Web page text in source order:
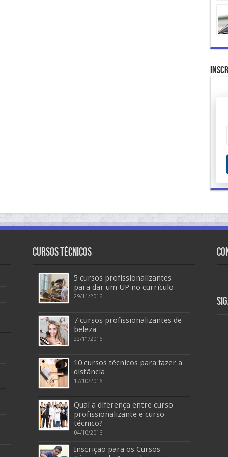
Cursos Técnicos
5 cursos profissionalizantes
para dar um UP no currículo
29/11/2016
7 cursos profissionalizantes de
beleza
22/11/2016
10 cursos técnicos para fazer a
distância
17/10/2016
Qual a diferença entre curso
profissionalizante e curso
técnico?
04/10/2016
Inscrição para os Cursos